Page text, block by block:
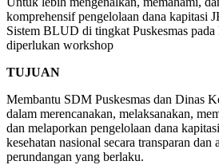
komprehensif pengelolaan dana kapitasi
Sistem BLUD di tingkat Puskesmas pada
diperlukan workshop
TUJUAN
Membantu SDM Puskesmas dan Dinas
dalam merencanakan, melaksanakan,
dan melaporkan pengelolaan dana
kesehatan nasional secara transparan dan
perundangan yang berlaku.